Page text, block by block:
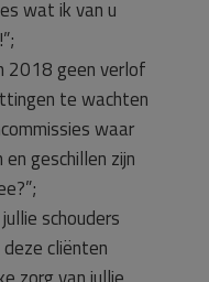
wat ik van u
2018 geen verlof
te wachten
waar
geschillen zijn
schouders
cliënten